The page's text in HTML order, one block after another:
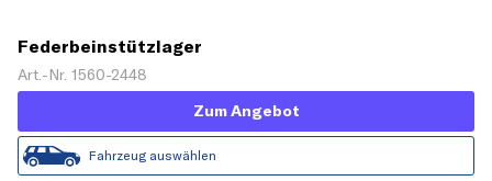
Federbeinstützlager
Art.-Nr. 1560-2448
Zum Angebot
Fahrzeug auswählen